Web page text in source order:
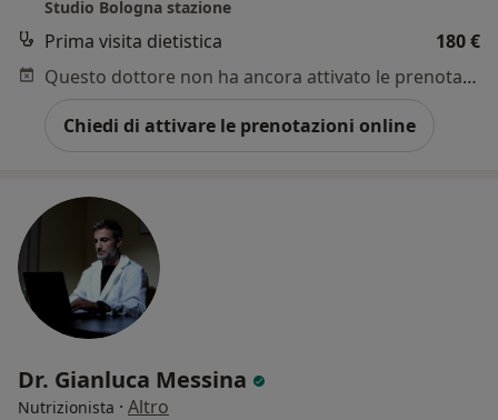
Studio Bologna stazione
Prima visita dietistica
180 €
Questo dottore non ha ancora attivato le prenotazioni online presso questo indirizzo.
Chiedi di attivare le prenotazioni online
Dr. Gianluca Messina
Nutrizionista · Altro